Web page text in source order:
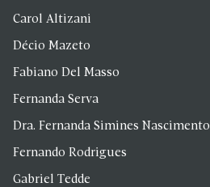
Carol Altizani
Décio Mazeto
Fabiano Del Masso
Fernanda Serva
Dra. Fernanda Simines Nascimento
Fernando Rodrigues
Gabriel Tedde